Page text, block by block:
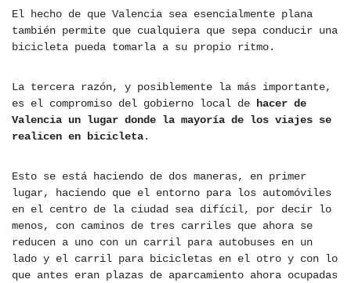
El hecho de que Valencia sea esencialmente plana
también permite que cualquiera que sepa conducir una
bicicleta pueda tomarla a su propio ritmo.
La tercera razón, y posiblemente la más importante,
es el compromiso del gobierno local de hacer de
Valencia un lugar donde la mayoría de los viajes se
realicen en bicicleta.
Esto se está haciendo de dos maneras, en primer
lugar, haciendo que el entorno para los automóviles
en el centro de la ciudad sea difícil, por decir lo
menos, con caminos de tres carriles que ahora se
reducen a uno con un carril para autobuses en un
lado y el carril para bicicletas en el otro y con lo
que antes eran plazas de aparcamiento ahora ocupadas